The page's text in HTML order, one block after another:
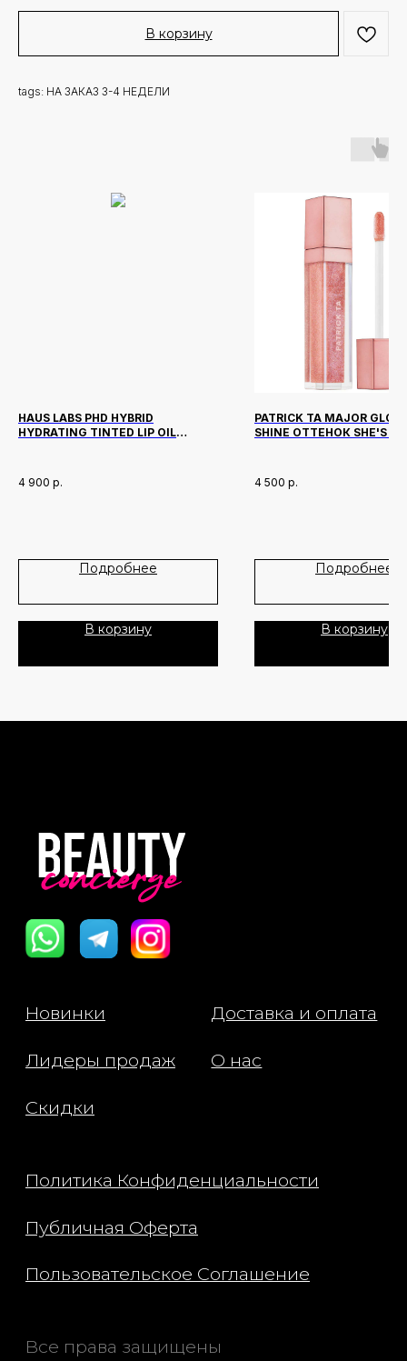
В корзину
tags: НА ЗАКАЗ 3-4 НЕДЕЛИ
HAUS LABS PHD HYBRID
HYDRATING TINTED LIP OIL
4 900 р.
Подробнее
В корзину
PATRICK TA MAJOR
SHINE ОТТЕНОК SHE'S AN
4 500 р.
Подробнее
В корзину
О нас
Лидеры продаж